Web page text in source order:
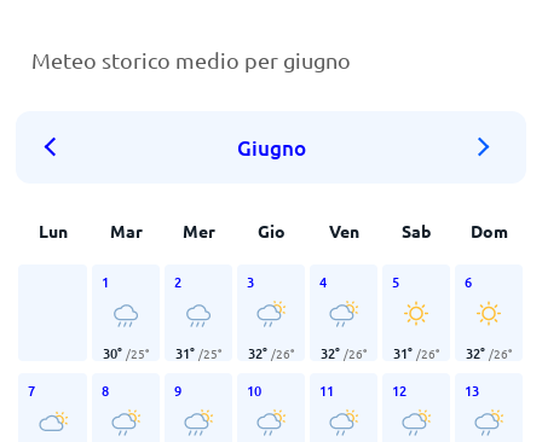
Meteo storico medio per giugno
Giugno
Lun Mar Mer Gio Ven Sab Dom
1
30° /25°
2
31° /25°
3
32° /26°
4
32° /26°
5
31° /26°
6
32° /26°
7 8 9 10 11 12 13